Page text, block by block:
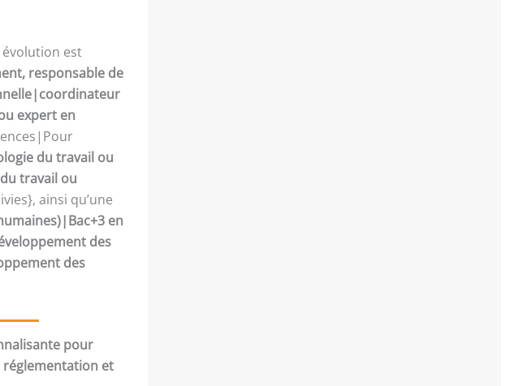
évolution est
responsable de
expert en
du travail ou
travail ou
ainsi qu’une
en
des
des
pour
réglementation et